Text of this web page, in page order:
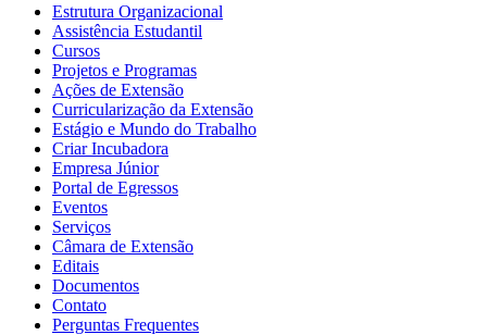
Estrutura Organizacional
Assistência Estudantil
Cursos
Projetos e Programas
Ações de Extensão
Curricularização da Extensão
Estágio e Mundo do Trabalho
Criar Incubadora
Empresa Júnior
Portal de Egressos
Eventos
Serviços
Câmara de Extensão
Editais
Documentos
Contato
Perguntas Frequentes